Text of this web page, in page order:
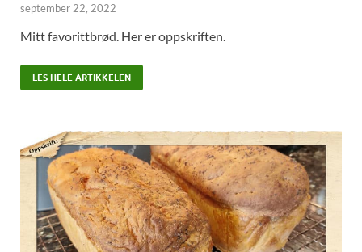
september 22, 2022
Mitt favorittbrød. Her er oppskriften.
LES HELE ARTIKKELEN